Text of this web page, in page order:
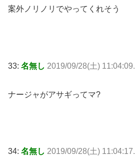
案外ノリノリでやってくれそう
33: 名無し 2019/09/28(土)
ナージャがアサギってマ?
34: 名無し 2019/09/28(土)